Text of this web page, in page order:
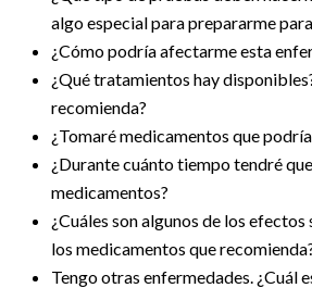
algo especial para prepararme
¿Cómo podría afectarme esta
¿Qué tratamientos hay
recomienda?
¿Tomaré medicamentos que
¿Durante cuánto tiempo tendré
medicamentos?
¿Cuáles son algunos de los efectos
los medicamentos que
Tengo otras enfermedades. ¿Cuál